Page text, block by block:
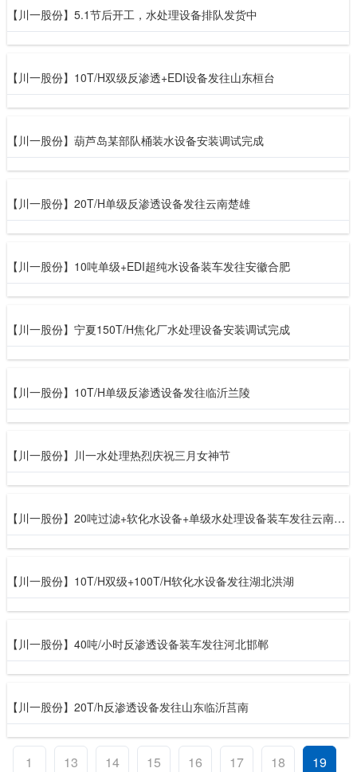
【川一股份】5.1节后开工，水处理设备排队发货中
【川一股份】10T/H双级反渗透+EDI设备发往山东桓台
【川一股份】葫芦岛某部队桶装水设备安装调试完成
【川一股份】20T/H单级反渗透设备发往云南楚雄
【川一股份】10吨单级+EDI超纯水设备装车发往安徽合肥
【川一股份】宁夏150T/H焦化厂水处理设备安装调试完成
【川一股份】10T/H单级反渗透设备发往临沂兰陵
【川一股份】川一水处理热烈庆祝三月女神节
【川一股份】20吨过滤+软化水设备+单级水处理设备装车发往云南开远
【川一股份】10T/H双级+100T/H软化水设备发往湖北洪湖
【川一股份】40吨/小时反渗透设备装车发往河北邯郸
【川一股份】20T/h反渗透设备发往山东临沂莒南
1 13 14 15 16 17 18
19